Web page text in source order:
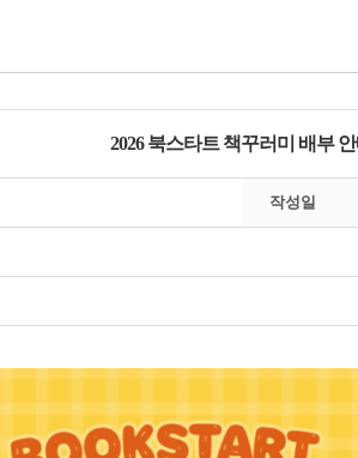
2026 북스타트 책꾸러미 배부 안
작성일